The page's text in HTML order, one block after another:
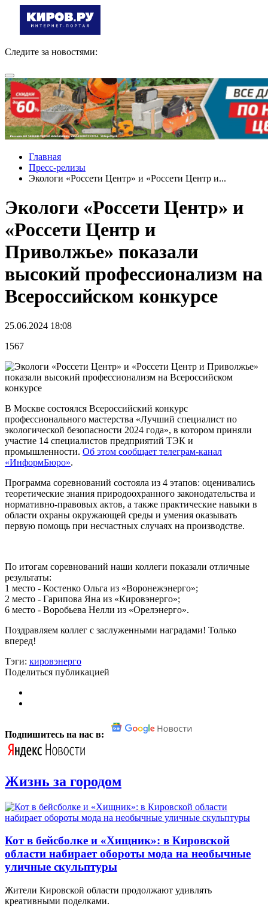
Следите за новостями:
Главная
Пресс-релизы
Экологи «Россети Центр» и «Россети Центр и...
Экологи «Россети Центр» и
«Россети Центр и
Приволжье» показали
высокий профессионализм на
Всероссийском конкурсе
25.06.2024 18:08
1567
В Москве состоялся Всероссийский конкурс
профессионального мастерства «Лучший специалист по
экологической безопасности 2024 года», в котором приняли
участие 14 специалистов предприятий ТЭК и
промышленности. Об этом сообщает телеграм-канал
«ИнформБюро».
Программа соревнований состояла из 4 этапов: оценивались
теоретические знания природоохранного законодательства и
нормативно-правовых актов, а также практические навыки в
области охраны окружающей среды и умения оказывать
первую помощь при несчастных случаях на производстве.
По итогам соревнований наши коллеги показали отличные
результаты:
1 место - Костенко Ольга из «Воронежэнерго»;
2 место - Гарипова Яна из «Кировэнерго»;
6 место - Воробьева Нелли из «Орелэнерго».
Поздравляем коллег с заслуженными наградами! Только
вперед!
Тэги: кировэнерго
Поделиться публикацией
Подпишитесь на нас в:
Жизнь за городом
Кот в бейсболке и «Хищник»: в Кировской
области набирает обороты мода на необычные
уличные скульптуры
Жители Кировской области продолжают удивлять
креативными поделками.